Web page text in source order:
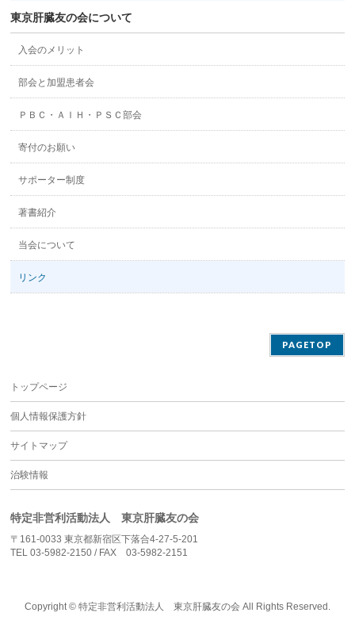
東京肝臓友の会について
入会のメリット
部会と加盟患者会
ＰＢＣ・ＡＩＨ・ＰＳＣ部会
寄付のお願い
サポーター制度
著書紹介
当会について
リンク
PAGETOP
トップページ
個人情報保護方針
サイトマップ
治験情報
特定非営利活動法人 東京肝臓友の会
〒161-0033 東京都新宿区下落合4-27-5-201
TEL 03-5982-2150 / FAX 03-5982-2151
Copyright © 特定非営利活動法人 東京肝臓友の会All Rights Reserved.